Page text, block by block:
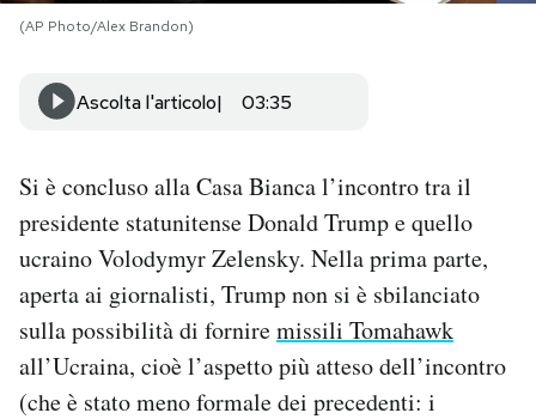
I MIEI PREFERITI
SHOP
CALENDARIO
AREA PERSONALE
Area Personale
Newsletter
Notifiche mobile
Regala il Post
(AP Photo/Alex Brandon)
Ascolta l'articolo 03:35
Si è concluso alla Casa Bianca l’incontro tra il
presidente statunitense Donald Trump e quello
ucraino Volodymyr Zelensky. Nella prima parte,
aperta ai giornalisti, Trump non si è sbilanciato
sulla possibilità di forniremissili Tomahawk
all’Ucraina, cioè l’aspetto più atteso dell’incontro
(che è stato meno formale dei precedenti: i